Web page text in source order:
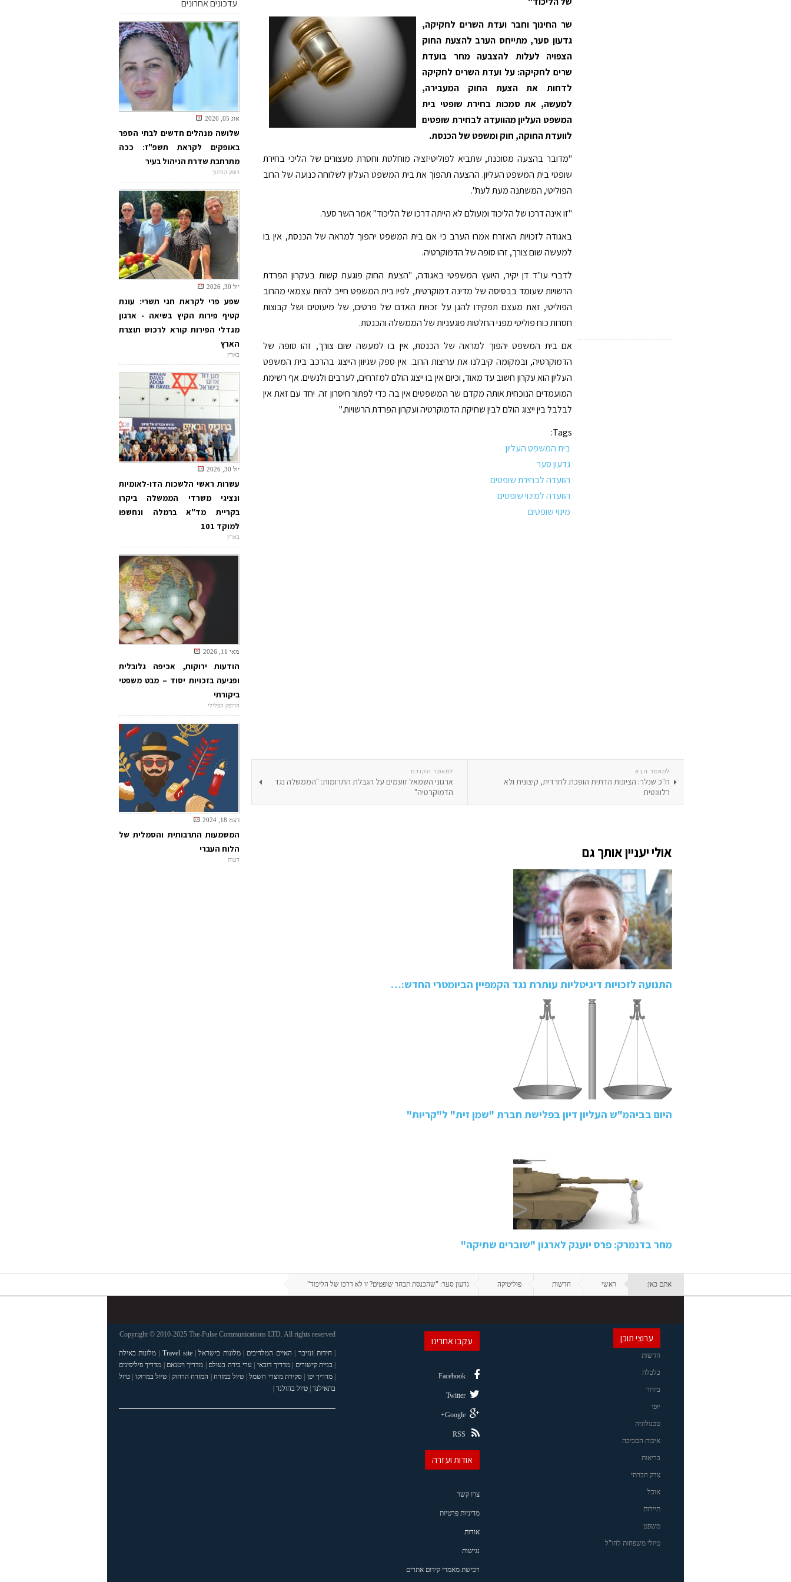
שר החינוך וחבר ועדת השרים לחקיקה,
גדעון סער, מתייחס הערב להצעת החוק
הצפויה לעלות להצבעה מחר בועדת
שרים לחקיקה: על ועדת השרים לחקיקה
לדחות את הצעת החוק המעבירה,
למעשה, את סמכות בחירת שופטי בית
המשפט העליון מהוועדה לבחירת שופטים
לוועדת החוקה, חוק ומשפט של הכנסת.
"מדובר בהצעה מסוכנת, שתביא לפוליטיזציה מוחלטת וחסרת מעצורים של הליכי בחירת
שופטי בית המשפט העליון. ההצעה תהפוך את בית המשפט העליון לשלוחה כנועה של הרוב
הפוליטי, המשתנה מעת לעת".
"זו אינה דרכו של הליכוד ומעולם לא הייתה דרכו של הליכוד" אמר השר סער.
באגודה לזכויות האזרח אמרו הערב כי אם בית המשפט יהפוך למראה של הכנסת, אין בו
למעשה שום צורך, זהו סופה של הדמוקרטיה.
לדברי עו"ד דן יקיר, היועץ המשפטי באגודה, "הצעת החוק פוגעת קשות בעקרון הפרדת
הרשויות שעומד בבסיסה של מדינה דמוקרטית, לפיו בית המשפט חייב להיות עצמאי מהרוב
הפוליטי, זאת מעצם תפקידו להגן על זכויות האדם של פרטים, של מיעוטים ושל קבוצות
חסרות כוח פוליטי מפני החלטות פוגעניות של הממשלה והכנסת.
אם בית המשפט יהפוך למראה של הכנסת, אין בו למעשה שום צורך, זהו סופה של
הדמוקרטיה, ובמקומה קיבלנו את עריצות הרוב. אין ספק שגיוון הייצוג בהרכב בית המשפט
העליון הוא עקרון חשוב עד מאוד, וכיום אין בו ייצוג הולם למזרחים, לערבים ולנשים. אף רשימת
המועמדים הנוכחית אותה מקדם שר המשפטים אין בה כדי לפתור חיסרון זה. יחד עם זאת אין
לבלבל בין ייצוג הולם לבין שחיקת הדמוקרטיה ועקרון הפרדת הרשויות."
Tags:
בית המשפט העליון
גדעון סער
הוועדה לבחירת שופטים
הוועדה למינוי שופטים
מינוי שופטים
למאמר הקודם
ארגוני השמאל זועמים על הגבלת התרומות: "הממשלה נגד
הדמוקרטיה"
למאמר הבא
ח"כ שנלר: הציונות הדתית הופכת לחרדית, קיצונית ולא
רלוונטית
אולי יעניין אותך גם
התנועה לזכויות דיגיטליות עותרת נגד הקמפיין הביומטרי החדש:…
היום בביהמ"ש העליון דיון בפלישת חברת "שמן זית" ל"קריות"
מחר בדנמרק: פרס יוענק לארגון "שוברים שתיקה"
עדכונים אחרונים
אוג 05, 2026
שלושה מנהלים חדשים לבתי הספר
באופקים לקראת תשפ"ז: ככה
מתרחבת שדרת הניהול בעיר
דופק החינוך
יול 30, 2026
שפע פרי לקראת חגי תשרי: עונת
קטיף פירות הקיץ בשיאה - ארגון
מגדלי הפירות קורא לרכוש תוצרת
הארץ
בארץ
יול 30, 2026
עשרות ראשי הלשכות הדו-לאומיות
ונציגי משרדי הממשלה ביקרו
בקריית מד"א ברמלה ונחשפו
למוקד 101
בארץ
מאי 11, 2026
הודעות ירוקות, אכיפה גלובלית
ופגיעה בזכויות יסוד – מבט משפטי
ביקורתי
הדופק הפלילי
דצמ 18, 2024
המשמעות התרבותית והסמלית של
הלוח העברי
דעות
אתם כאן: ראשי חדשות פוליטיקה גדעון סער: "שהכנסת תבחר שופטים? זו לא דרכו של הליכוד"
ערוצי תוכן
חדשות
כלכלה
בידור
יופי
טכנולוגיה
איכות הסביבה
בריאות
צדק חברתי
אוכל
תיירות
משפט
טיולי משפחות לחו"ל
עקבו אחרינו
Facebook
Twitter
Google+
RSS
אודות ועזרה
צרו קשר
מדיניות פרטיות
אודות
נגישות
רכישת מאמרי קידום אתרים
Copyright © 2010-2025 The-Pulse Communications LTD. All rights reserved
| חידות |זנזיבר | האיים המלדיבים |מלונות בישראל|
Travel site
| מלונות באילת
| בניית קישורים |מדריך דובאי | ערי בירה בעולם | מדריך ויטנאם | מדריך פיליפינים
| מדריך יפן |סקירת מוצרי חשמל| טיול במזרח | המזרח הרחוק | טיול במרוקו | טיול
בתאילנד| טיול בהולנד |